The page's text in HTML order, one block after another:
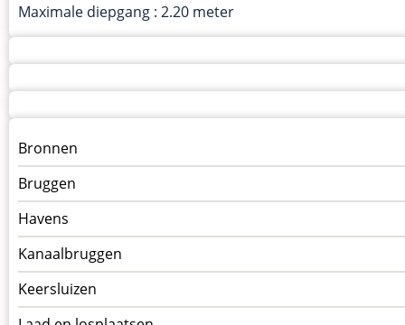
Maximale diepgang : 2.20 meter
Menu
kunstwerken
op
kunstwerkpagina
Bronnen
Bruggen
Havens
Kanaalbruggen
Keersluizen